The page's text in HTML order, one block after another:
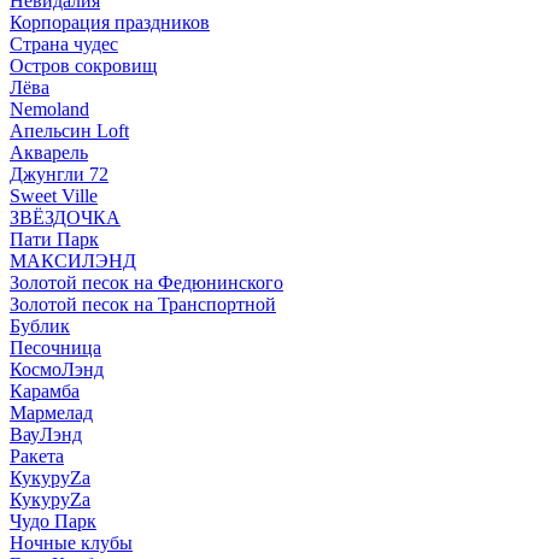
Корпорация праздников
Страна чудес
Остров сокровищ
Лёва
Nemoland
Апельсин Loft
Акварель
Джунгли 72
Sweet Ville
ЗВЁЗДОЧКА
Пати Парк
МАКСИЛЭНД
Золотой песок на Федюнинского
Золотой песок на Транспортной
Бублик
Песочница
КосмоЛэнд
Карамба
Мармелад
ВауЛэнд
Ракета
КукуруZа
КукуруZа
Чудо Парк
Ночные клубы